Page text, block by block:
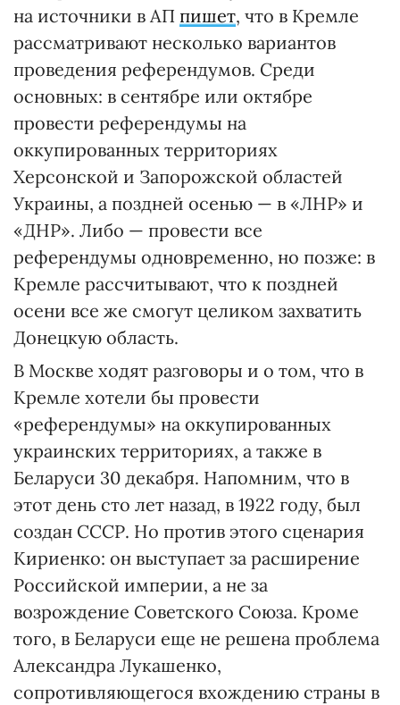
на источники в АП пишет, что в Кремле
рассматривают несколько вариантов
проведения референдумов. Среди
основных: в сентябре или октябре
провести референдумы на
оккупированных территориях
Херсонской и Запорожской областей
Украины, а поздней осенью — в «ЛНР» и
«ДНР». Либо — провести все
референдумы одновременно, но позже: в
Кремле рассчитывают, что к поздней
осени все же смогут целиком захватить
Донецкую область.
В Москве ходят разговоры и о том, что в
Кремле хотели бы провести
«референдумы» на оккупированных
украинских территориях, а также в
Беларуси 30 декабря. Напомним, что в
этот день сто лет назад, в 1922 году, был
создан СССР. Но против этого сценария
Кириенко: он выступает за расширение
Российской империи, а не за
возрождение Советского Союза. Кроме
того, в Беларуси еще не решена проблема
Александра Лукашенко,
сопротивляющегося вхождению страны в